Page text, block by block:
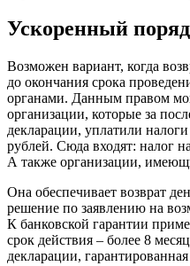
Ускоренный
Возможен вариант, когда
до окончания срока
органами. Данным правом
организации, которые за
декларации, уплатили
рублей. Сюда входят: налог
А также организации,
Она обеспечивает возврат
решение по заявлению на
К банковской гарантии
срок действия – более 8
декларации,